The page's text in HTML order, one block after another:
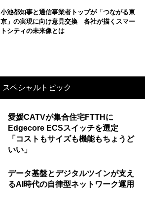
小池都知事と通信事業者トップが「つながる東
京」の実現に向け意見交換 各社が描くスマー
トシティの未来像とは
スペシャルトピック
愛媛CATVが集合住宅FTTHに
Edgecore ECSスイッチを選定
「コストもサイズも機能もちょうど
いい」
データ基盤とデジタルツインが支え
るAI時代の自律型ネットワーク運用